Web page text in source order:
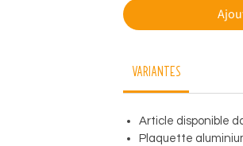
Variantes
Article disponible
Plaquette